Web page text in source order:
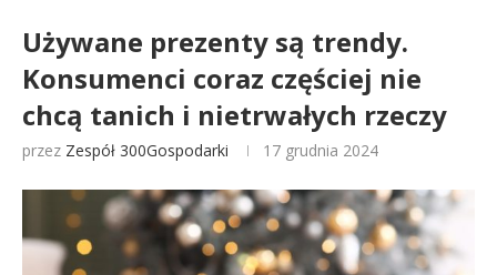
Używane prezenty są trendy.
Konsumenci coraz częściej nie
chcą tanich i nietrwałych rzeczy
przez Zespół 300Gospodarki 17 grudnia 2024